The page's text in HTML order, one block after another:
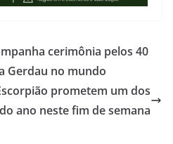
cerimônia pelos 40
Gerdau no mundo
prometem um dos
ano neste fim de semana